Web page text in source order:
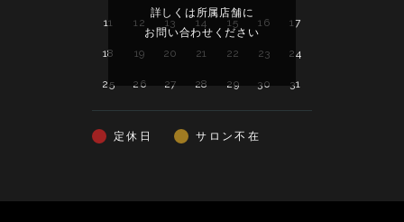
11 12 13 14 15 16 17
18 19 20 21 22 23 24
25 26 27 28 29 30 31
詳しくは所属店舗に
お問い合わせください
定休日 サロン不在